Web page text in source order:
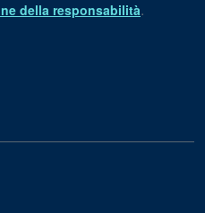
della responsabilità.